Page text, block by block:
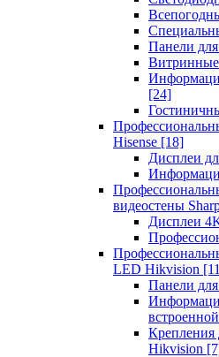
Панели для
Витринные
[24]
Hisense [18]
Дисплеи
видеостены
Дисплеи
LED Hikvision
Панели
Крепления
Hikvision